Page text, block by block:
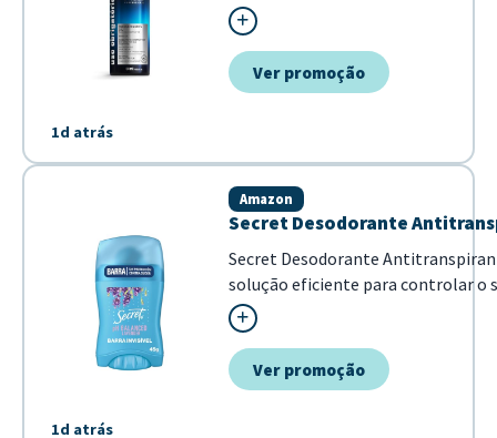
1d atrás
combate o frizz e ma...
Ver promoção
1d atrás
Secret Desodorante
Amazon
Secret Desodorante
solução eficiente para controlar o
Destaca-se por sua formulação
pele, combinada com o aroma
pre...Ver promoção